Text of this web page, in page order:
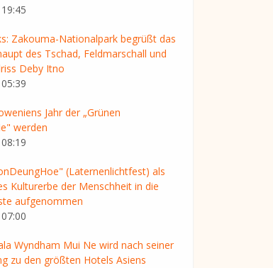
Zakouma-Nationalpark begrüßt das
des Tschad, Feldmarschall und
Deby Itno
Jahr der „Grünen
werden
(Laternenlichtfest) als
Kulturerbe der Menschheit in die
aufgenommen
Wyndham Mui Ne wird nach seiner
zu den größten Hotels Asiens